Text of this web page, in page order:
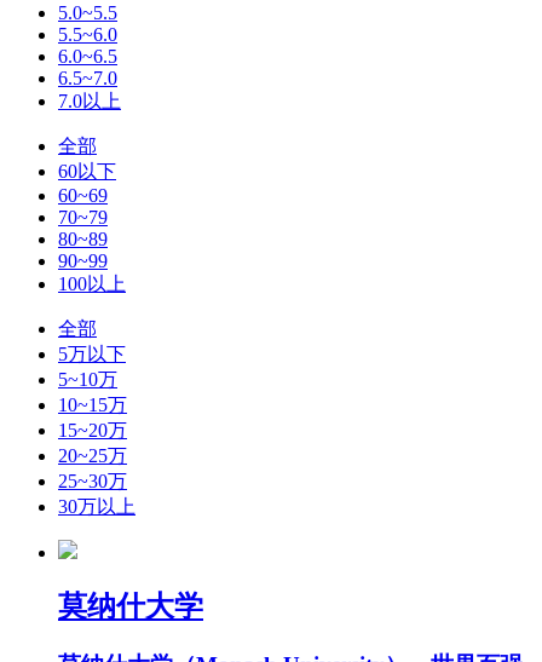
5.0~5.5
5.5~6.0
6.0~6.5
6.5~7.0
7.0以上
全部
60以下
60~69
70~79
80~89
90~99
100以上
全部
5万以下
5~10万
10~15万
15~20万
20~25万
25~30万
30万以上
莫纳什大学